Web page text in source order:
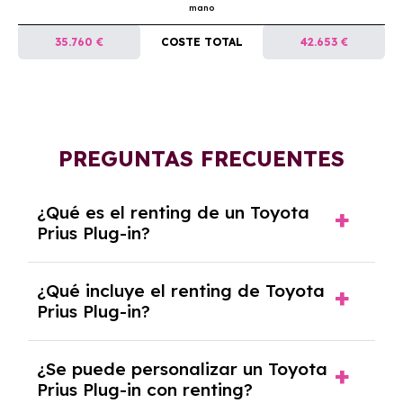
mano
35.760 € COSTE TOTAL 42.653 €
PREGUNTAS FRECUENTES
¿Qué es el renting de un Toyota
Prius Plug-in?
contrato de alquiler a largo plazo en el que
pagas una cuota mensual fija por el uso del
coche durante un periodo determinado,
generalmente entre 2 y 5 años.
¿Qué incluye el renting de Toyota
Prius Plug-in?
seguro a todo riesgo, mantenimiento,
reparaciones, impuestos, asistencia en
¿Se puede personalizar un Toyota
Prius Plug-in con renting?